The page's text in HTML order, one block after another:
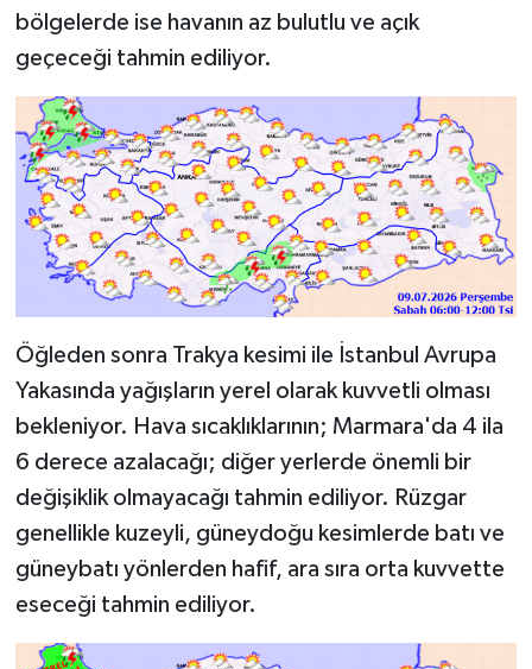
bölgelerde ise havanın az bulutlu ve açık
geçeceği tahmin ediliyor.
Öğleden sonra Trakya kesimi ile İstanbul Avrupa
Yakasında yağışların yerel olarak kuvvetli olması
bekleniyor. Hava sıcaklıklarının; Marmara'da 4 ila
6 derece azalacağı; diğer yerlerde önemli bir
değişiklik olmayacağı tahmin ediliyor. Rüzgar
genellikle kuzeyli, güneydoğu kesimlerde batı ve
güneybatı yönlerden hafif, ara sıra orta kuvvette
eseceği tahmin ediliyor.